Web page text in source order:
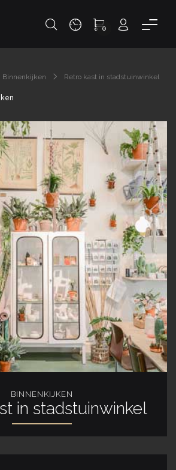
0
Binnenkijken Retro kast in stadstuinwinkel
BINNENKIJKEN
in stadstuinwinkel